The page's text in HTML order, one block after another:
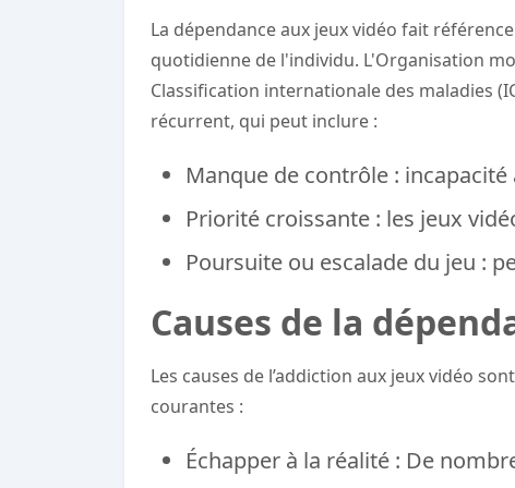
La dépendance aux jeux vidéo fait
quotidienne de l'individu. L'Organisation
Classification internationale des maladies
récurrent, qui peut inclure :
Manque de contrôle :
Priorité croissante : les jeux
Poursuite ou escalade du jeu :
Causes de la
Les causes de l’addiction aux jeux vidéo
courantes :
Échapper à la réalité : De